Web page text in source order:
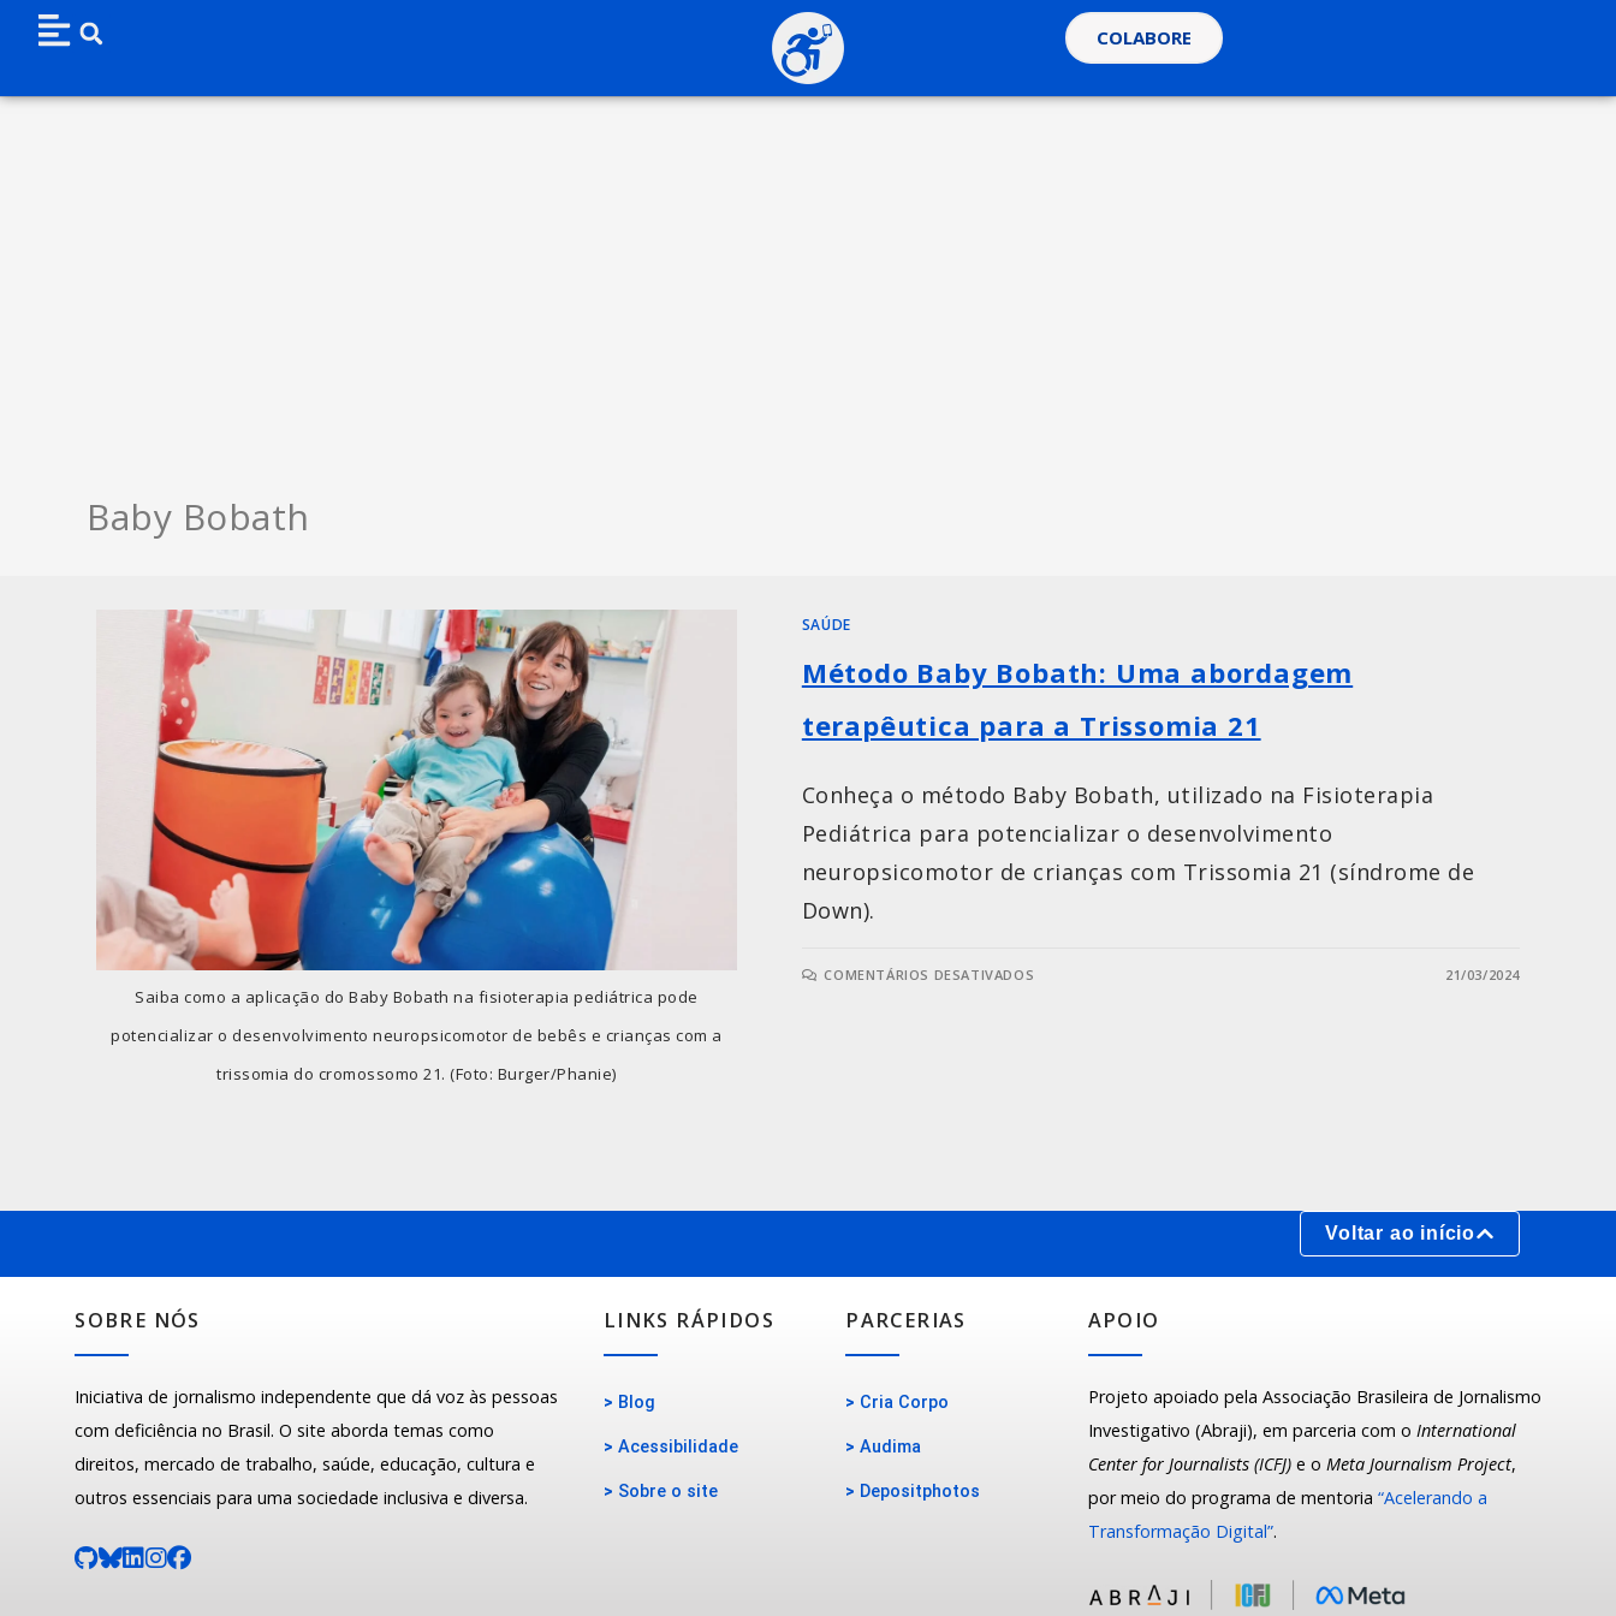
COLABORE
Baby Bobath
Saiba como a aplicação do Baby Bobath na fisioterapia pediátrica pode
potencializar o desenvolvimento neuropsicomotor de bebês e crianças com a
trissomia do cromossomo 21. (Foto: Burger/Phanie)
SAÚDE
Método Baby Bobath: Uma abordagem
terapêutica para a Trissomia 21
Conheça o método Baby Bobath, utilizado na Fisioterapia
Pediátrica para potencializar o desenvolvimento
neuropsicomotor de crianças com Trissomia 21 (síndrome de
Down).
COMENTÁRIOS DESATIVADOS 21/03/2024
Voltar ao início
SOBRE NÓS
Iniciativa de jornalismo independente que dá voz às pessoas
com deficiência no Brasil. O site aborda temas como
direitos, mercado de trabalho, saúde, educação, cultura e
outros essenciais para uma sociedade inclusiva e diversa.
LINKS RÁPIDOS
> Blog
> Acessibilidade
> Sobre o site
PARCERIAS
> Cria Corpo
> Audima
> Depositphotos
APOIO
Projeto apoiado pela Associação Brasileira de Jornalismo
Investigativo (Abraji), em parceria com o International
Center for Journalists (ICFJ)e o Meta Journalism Project,
por meio do programa de mentoria “Acelerando a
Transformação Digital”.